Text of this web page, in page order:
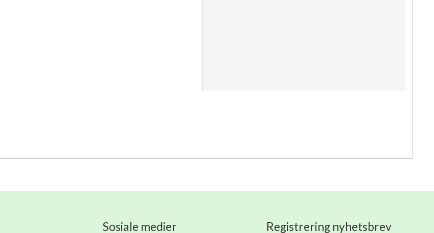
Sosiale medier Registrering nyhetsbrev